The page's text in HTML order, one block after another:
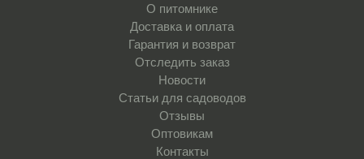
О питомнике
Доставка и оплата
Гарантия и возврат
Отследить заказ
Новости
Статьи для садоводов
Отзывы
Оптовикам
Контакты